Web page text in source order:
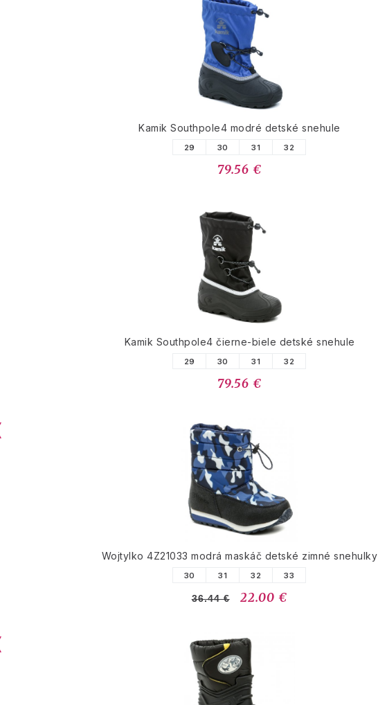
Kamik Southpole4 modré detské snehule
29 30 31 32
79.56 €
Kamik Southpole4 čierne-biele detské snehule
29 30 31 32
79.56 €
Wojtylko 4Z21033 modrá maskáč detské zimné snehulky
30 31 32 33
36.44 € 22.00 €